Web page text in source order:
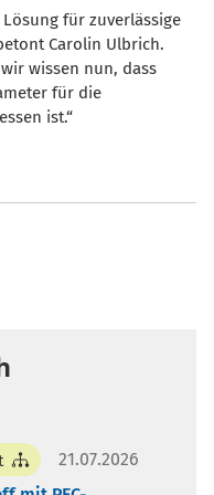
für zuverlässige
Carolin Ulbrich.
wissen nun, dass
für die
ist.“
21.07.2026